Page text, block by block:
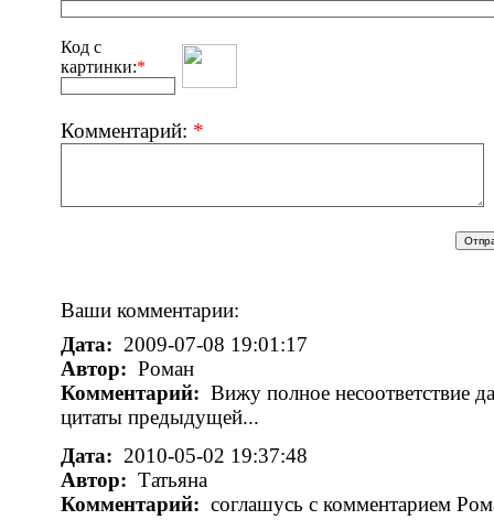
Код с
картинки:*
Комментарий: *
Ваши комментарии:
Дата: 2009-07-08 19:01:17
Автор: Роман
Комментарий: Вижу полное несоответствие
цитаты предыдущей...
Дата: 2010-05-02 19:37:48
Автор: Татьяна
Комментарий: соглашусь с комментарием